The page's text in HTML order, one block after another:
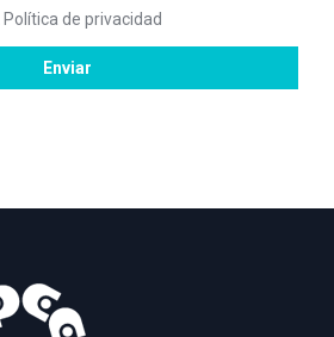
Política de privacidad